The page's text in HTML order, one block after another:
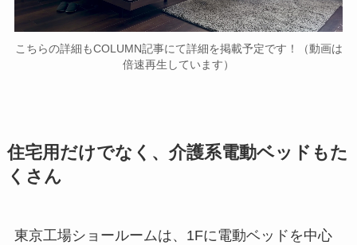
こちらの詳細もCOLUMN記事にて詳細を掲載予定です！（動画は
倍速再生しています）
住宅用だけでなく、介護系電動ベッドもた
くさん
東京工場ショールームは、1Fに電動ベッドを中心